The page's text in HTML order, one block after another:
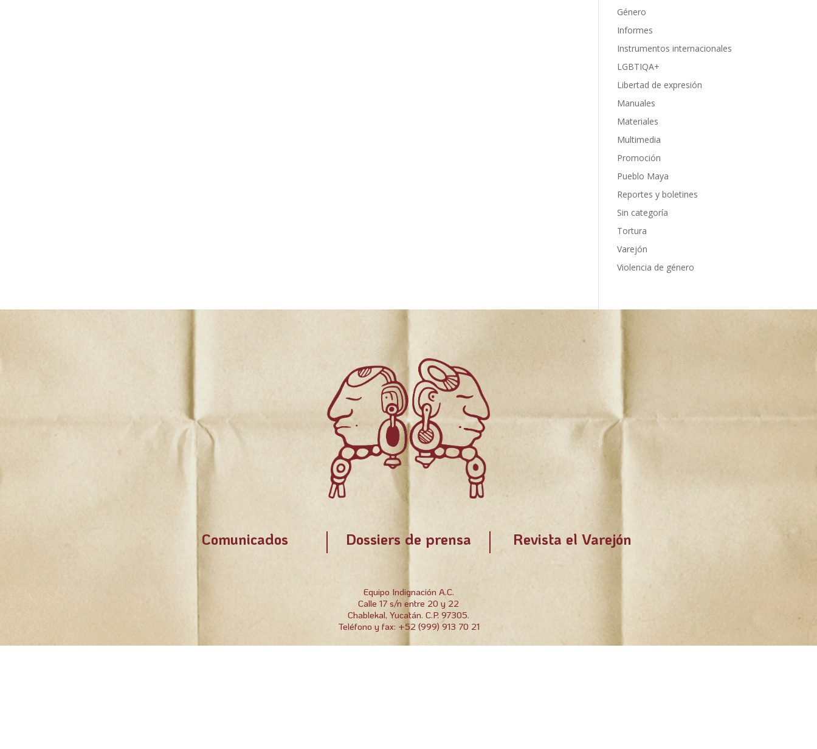
Género
Informes
Instrumentos internacionales
LGBTIQA+
Libertad de expresión
Manuales
Materiales
Multimedia
Promoción
Pueblo Maya
Reportes y boletines
Sin categoría
Tortura
Varejón
Violencia de género
Comunicados Dossiers de prensa Revista el Varejón
Equipo Indignación A.C.
Calle 17 s/n entre 20 y 22
Chablekal, Yucatán. C.P. 97305.
Teléfono y fax: +52 (999) 913 70 21